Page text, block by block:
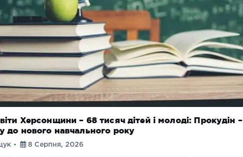
Херсонщини – 68 тисяч дітей і молоді: Прокудін –
до нового навчального року
8 Серпня, 2026